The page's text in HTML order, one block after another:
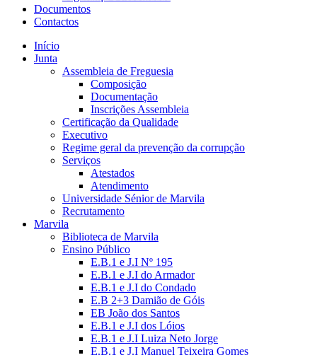
Documentos
Contactos
Início
Junta
Assembleia de Freguesia
Composição
Documentação
Inscrições Assembleia
Certificação da Qualidade
Executivo
Regime geral da prevenção da corrupção
Serviços
Atestados
Atendimento
Universidade Sénior de Marvila
Recrutamento
Marvila
Biblioteca de Marvila
Ensino Público
E.B.1 e J.I Nº 195
E.B.1 e J.I do Armador
E.B.1 e J.I do Condado
E.B 2+3 Damião de Góis
EB João dos Santos
E.B.1 e J.I dos Lóios
E.B.1 e J.I Luiza Neto Jorge
E.B.1 e J.I Manuel Teixeira Gomes